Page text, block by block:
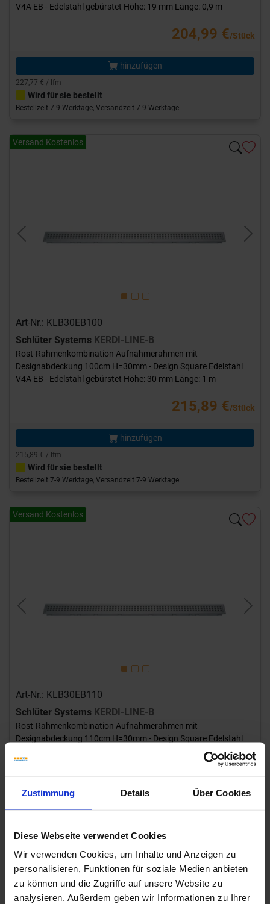
Zustimmung Details Über Cookies
Diese Webseite verwendet Cookies
Wir verwenden Cookies, um Inhalte und Anzeigen zu
personalisieren, Funktionen für soziale Medien anbieten
zu können und die Zugriffe auf unsere Website zu
analysieren. Außerdem geben wir Informationen zu Ihrer
V4A EB - Edelstahl gebürstet Höhe: 19 mm Länge: 0,9 m
204,99 €/Stück
hinzufügen
227,77 € / lfm
Wird für sie bestellt
Bestellzeit 7-9 Werktage, Versandzeit 7-9 Werktage
Versand Kostenlos
Previous Next
Art-Nr.: KLB30EB100
Schlüter Systems KERDI-LINE-B
Rost-Rahmenkombination Aufnahmerahmen mit
Designabdeckung 100cm H=30mm - Design Square Edelstahl
V4A EB - Edelstahl gebürstet Höhe: 30 mm Länge: 1 m
215,89 €/Stück
hinzufügen
215,89 € / lfm
Wird für sie bestellt
Bestellzeit 7-9 Werktage, Versandzeit 7-9 Werktage
Versand Kostenlos
Previous Next
Art-Nr.: KLB30EB110
Schlüter Systems KERDI-LINE-B
Rost-Rahmenkombination Aufnahmerahmen mit
Designabdeckung 110cm H=30mm - Design Square Edelstahl
V4A EB - Edelstahl gebürstet Höhe: 30 mm Länge: 1,1 m
Wird für sie bestellt
Bestellzeit 7-9 Werktage, Versandzeit 7-9 Werktage